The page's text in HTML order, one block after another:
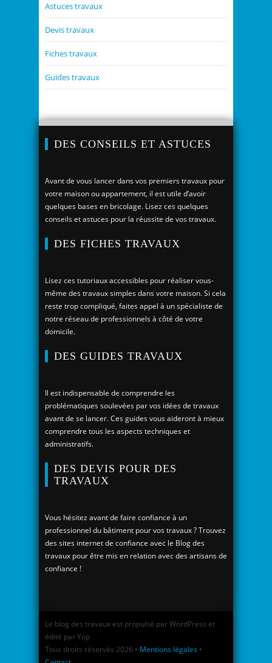
Astuces travaux
Devis travaux
Fiches travaux
Guides travaux
DES CONSEILS ET ASTUCES
Avant de vous lancer dans vos premiers travaux pour
votre maison ou appartement, il est utile d’avoir
quelques bases en bricolage. Lisez ces quelques
conseils et astuces pour la réussite de vos travaux.
DES FICHES TRAVAUX
Lisez ces tutoriaux accessibles pour réaliser vous-
même des travaux simples dans votre maison. Si cela
reste trop compliqué, faites appel à un spécialiste de
notre réseau de professionnels à côté de votre
domicile.
DES GUIDES TRAVAUX
Il est indispensable de comprendre les
problématiques soulevées par vos idées de travaux
avant de se lancer. Ces guides vous aideront à mieux
comprendre tous les aspects techniques et
administratifs.
DES DEVIS POUR DES
TRAVAUX
Vous hésitez avant de faire confiance à un
professionnel du bâtiment pour vos travaux ? Trouvez
des sites internet de confiance avec le Blog des
travaux pour être mis en relation avec des artisans de
confiance !
Le blog des travaux est propulsé par WordPress et
édité par Yop
Tous droits réservés 2026 • Mentions légales •